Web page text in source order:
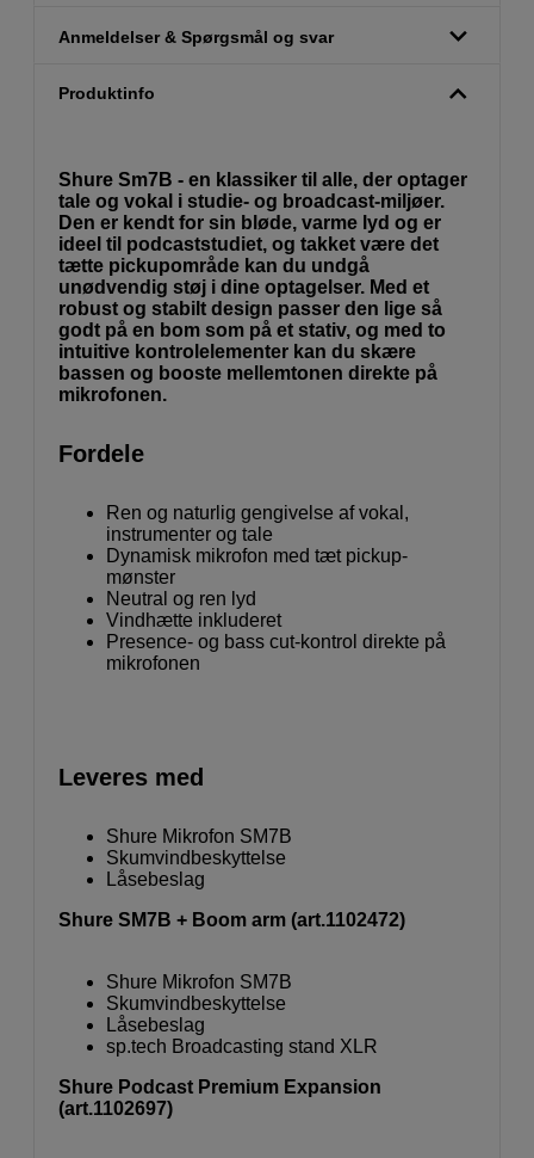
Anmeldelser & Spørgsmål og svar
Produktinfo
Shure Sm7B - en klassiker til alle, der optager
tale og vokal i studie- og broadcast-miljøer.
Den er kendt for sin bløde, varme lyd og er
ideel til podcaststudiet, og takket være det
tætte pickupområde kan du undgå
unødvendig støj i dine optagelser. Med et
robust og stabilt design passer den lige så
godt på en bom som på et stativ, og med to
intuitive kontrolelementer kan du skære
bassen og booste mellemtonen direkte på
mikrofonen.
Fordele
Ren og naturlig gengivelse af vokal,
instrumenter og tale
Dynamisk mikrofon med tæt pickup-
mønster
Neutral og ren lyd
Vindhætte inkluderet
Presence- og bass cut-kontrol direkte på
mikrofonen
Leveres med
Shure Mikrofon SM7B
Skumvindbeskyttelse
Låsebeslag
Shure SM7B + Boom arm (art.1102472)
Shure Mikrofon SM7B
Skumvindbeskyttelse
Låsebeslag
sp.tech Broadcasting stand XLR
Shure Podcast Premium Expansion
(art.1102697)